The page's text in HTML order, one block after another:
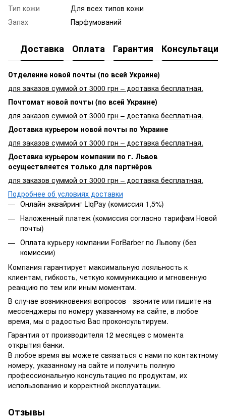
Тип кожи
Для всех типов кожи
Запах
Парфумований
Доставка Оплата Гарантия Консультация
Отделение новой почты (по всей Украине)
для заказов суммой от 3000 грн – доставка бесплатная.
Почтомат новой почты (по всей Украине)
для заказов суммой от 3000 грн – доставка бесплатная.
Доставка курьером новой почты по Украине
для заказов суммой от 3000 грн – доставка бесплатная.
Доставка курьером компании по г. Львов
осуществляется только для партнёров
для заказов суммой от 3000 грн – доставка бесплатная.
Подробнее об условиях доставки
Онлайн эквайринг LiqPay (комиссия 1,5%)
Наложенный платеж (комиссия согласно тарифам Новой
почты)
Оплата курьеру компании ForBarber по Львову (без
комиссии)
Компания гарантирует максимальную лояльность к
клиентам, гибкость, четкую коммуникацию и мгновенную
реакцию по тем или иным моментам.
В случае возникновения вопросов - звоните или пишите на
мессенджеры по номеру указанному на сайте, в любое
время, мы с радостью Вас проконсультируем.
Гарантия от производителя 12 месяцев с момента
открытия банки.
В любое время вы можете связаться с нами по контактному
номеру, указанному на сайте и получить полную
профессиональную консультацию по продуктам, их
использованию и корректной эксплуатации.
Отзывы